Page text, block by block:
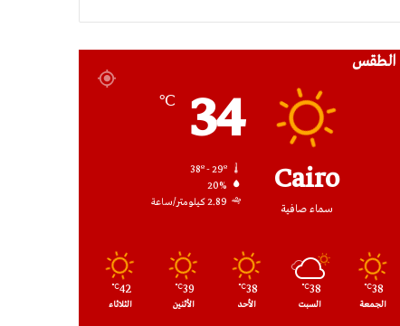
الطقس
Cairo
سماء صافية
34
℃
20%
2.89 كيلومتر/ساعة
38
℃
الجمعة
38
℃
السبت
38
℃
الأحد
39
℃
الأثنين
42
℃
الثلاثاء